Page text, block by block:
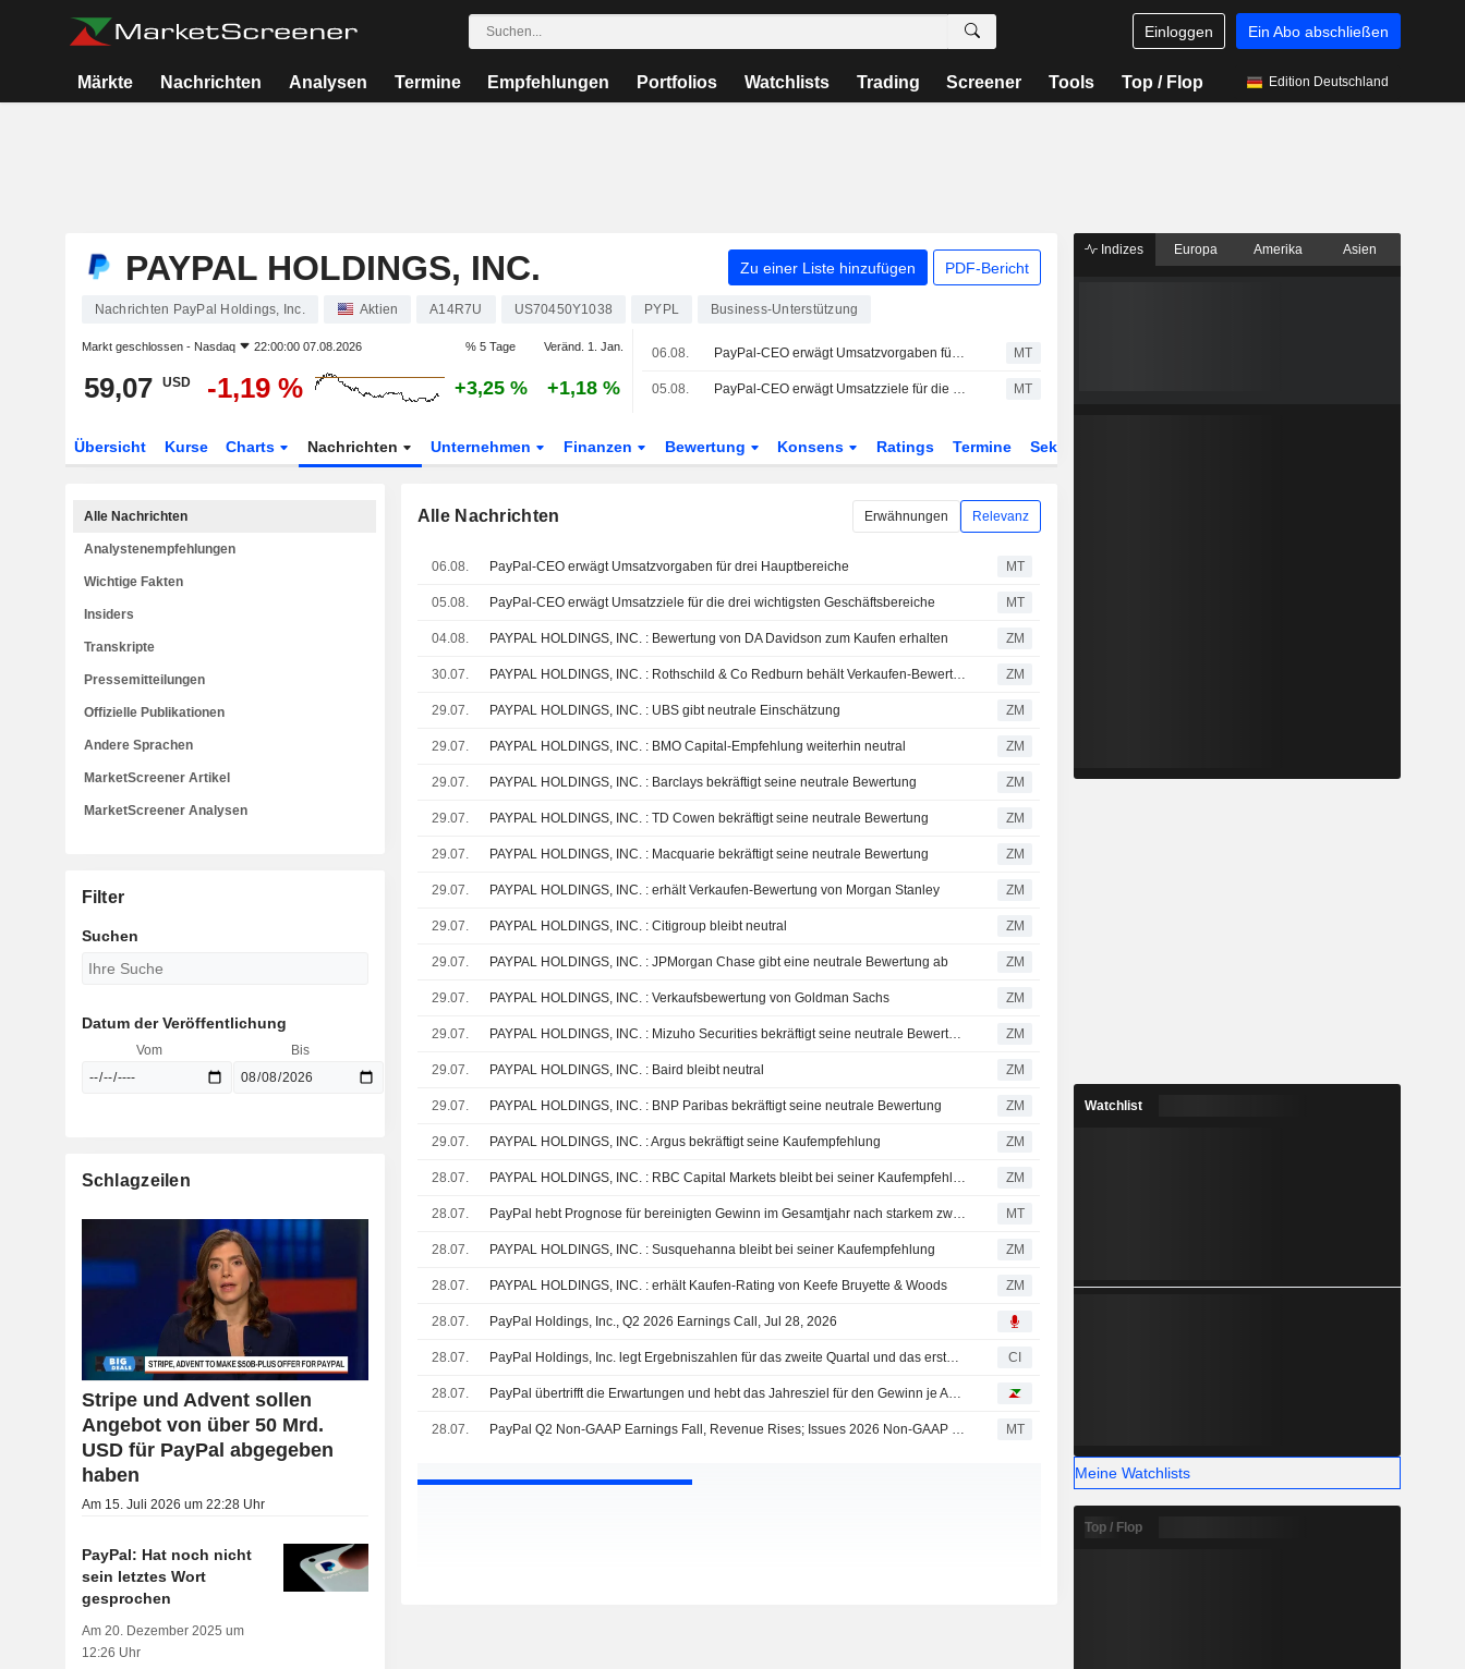
Einloggen Ein Abo abschließen
Märkte Nachrichten Analysen Termine Empfehlungen Portfolios Watchlists Trading Screener Tools Top / Flop Edition Deutschland
PAYPAL HOLDINGS, INC. Zu einer Liste hinzufügen PDF-Bericht
Nachrichten PayPal Holdings, Inc. Aktien A14R7U US70450Y1038 PYPL Business-Unterstützung
Markt geschlossen - Nasdaq 22:00:00 07.08.2026 % 5 Tage Veränd. 1. Jan.
59,07 USD -1,19 % +3,25 % +1,18 %
06.08. PayPal-CEO erwägt Umsatzvorgaben für drei Hauptbereiche MT
05.08. PayPal-CEO erwägt Umsatzziele für die drei wichtigsten Geschäftsbereiche MT
Übersicht Kurse Charts Nachrichten Unternehmen Finanzen Bewertung Konsens Ratings Termine Sektor
Alle Nachrichten Erwähnungen Relevanz
06.08. PayPal-CEO erwägt Umsatzvorgaben für drei Hauptbereiche MT
05.08. PayPal-CEO erwägt Umsatzziele für die drei wichtigsten Geschäftsbereiche MT
04.08. PAYPAL HOLDINGS, INC. : Bewertung von DA Davidson zum Kaufen erhalten ZM
30.07. PAYPAL HOLDINGS, INC. : Rothschild & Co Redburn behält Verkaufen-Bewertung bei ZM
29.07. PAYPAL HOLDINGS, INC. : UBS gibt neutrale Einschätzung ZM
29.07. PAYPAL HOLDINGS, INC. : BMO Capital-Empfehlung weiterhin neutral ZM
29.07. PAYPAL HOLDINGS, INC. : Barclays bekräftigt seine neutrale Bewertung ZM
29.07. PAYPAL HOLDINGS, INC. : TD Cowen bekräftigt seine neutrale Bewertung ZM
29.07. PAYPAL HOLDINGS, INC. : Macquarie bekräftigt seine neutrale Bewertung ZM
29.07. PAYPAL HOLDINGS, INC. : erhält Verkaufen-Bewertung von Morgan Stanley ZM
29.07. PAYPAL HOLDINGS, INC. : Citigroup bleibt neutral ZM
29.07. PAYPAL HOLDINGS, INC. : JPMorgan Chase gibt eine neutrale Bewertung ab ZM
29.07. PAYPAL HOLDINGS, INC. : Verkaufsbewertung von Goldman Sachs ZM
29.07. PAYPAL HOLDINGS, INC. : Mizuho Securities bekräftigt seine neutrale Bewertung ZM
29.07. PAYPAL HOLDINGS, INC. : Baird bleibt neutral ZM
29.07. PAYPAL HOLDINGS, INC. : BNP Paribas bekräftigt seine neutrale Bewertung ZM
29.07. PAYPAL HOLDINGS, INC. : Argus bekräftigt seine Kaufempfehlung ZM
28.07. PAYPAL HOLDINGS, INC. : RBC Capital Markets bleibt bei seiner Kaufempfehlung ZM
28.07. PayPal hebt Prognose für bereinigten Gewinn im Gesamtjahr nach starkem zweiten Quartal an MT
28.07. PAYPAL HOLDINGS, INC. : Susquehanna bleibt bei seiner Kaufempfehlung ZM
28.07. PAYPAL HOLDINGS, INC. : erhält Kaufen-Rating von Keefe Bruyette & Woods ZM
28.07. PayPal Holdings, Inc., Q2 2026 Earnings Call, Jul 28, 2026
28.07. PayPal Holdings, Inc. legt Ergebniszahlen für das zweite Quartal und das erste Halbjahr bis zum 30. Juni 2026 vor CI
28.07. PayPal übertrifft die Erwartungen und hebt das Jahresziel für den Gewinn je Aktie an
28.07. PayPal Q2 Non-GAAP Earnings Fall, Revenue Rises; Issues 2026 Non-GAAP Earnings Guidance MT
Alle Nachrichten
Analystenempfehlungen
Wichtige Fakten
Insiders
Transkripte
Pressemitteilungen
Offizielle Publikationen
Andere Sprachen
MarketScreener Artikel
MarketScreener Analysen
Filter
Suchen
Datum der Veröffentlichung
Vom Bis
Schlagzeilen
Stripe und Advent sollen
Angebot von über 50 Mrd.
USD für PayPal abgegeben
haben
Am 15. Juli 2026 um 22:28 Uhr
PayPal: Hat noch nicht
sein letztes Wort
gesprochen
Am 20. Dezember 2025 um
12:26 Uhr
Indizes Europa Amerika Asien
Watchlist
Meine Watchlists
Top / Flop